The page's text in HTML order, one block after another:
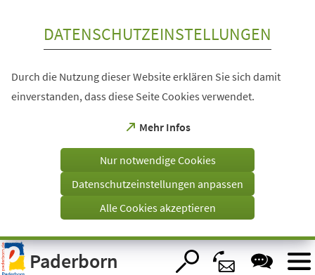
Visuelle
Assistenzsoftware
öffnen.
DATENSCHUTZEINSTELLUNGEN
Durch die Nutzung dieser Website erklären Sie sich damit
einverstanden, dass diese Seite Cookies verwendet.
Mehr Infos
(Öffnet
einem
Tab)
Nur notwendige Cookies
Datenschutzeinstellungen anpassen
Alle Cookies akzeptieren
Paderborn